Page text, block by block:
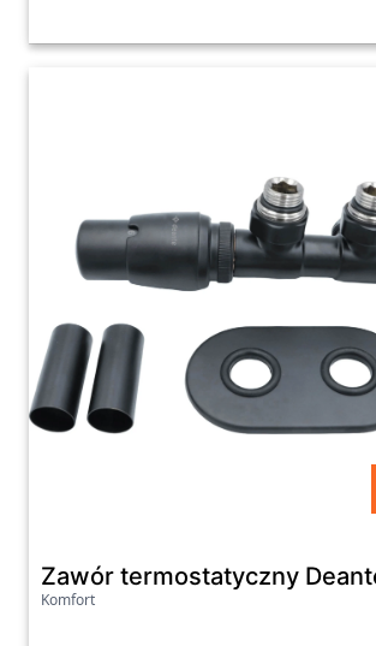
Zawór termostatyczny
Komfort